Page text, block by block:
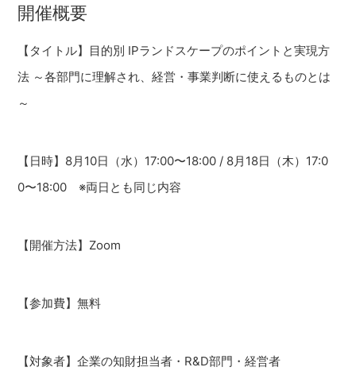
開催概要
【タイトル】目的別 IPランドスケープのポイントと実現方
法 ～各部門に理解され、経営・事業判断に使えるものとは
～
【日時】8月10日（水）17:00〜18:00 / 8月18日（木）17:0
0〜18:00 ※両日とも同じ内容
【開催方法】Zoom
【参加費】無料
【対象者】企業の知財担当者・R&D部門・経営者